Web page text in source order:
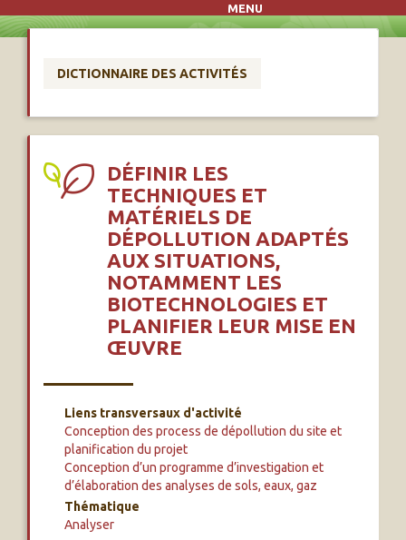
MENU
DICTIONNAIRE DES ACTIVITÉS
DÉFINIR LES
TECHNIQUES ET
MATÉRIELS DE
DÉPOLLUTION ADAPTÉS
AUX SITUATIONS,
NOTAMMENT LES
BIOTECHNOLOGIES ET
PLANIFIER LEUR MISE EN
ŒUVRE
Liens transversaux d'activité
Conception des process de dépollution du site et
planification du projet
Conception d’un programme d’investigation et
d’élaboration des analyses de sols, eaux, gaz
Thématique
Analyser